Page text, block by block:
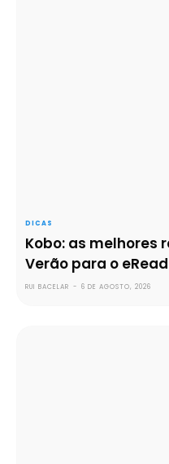
DICAS
Kobo: as melhores
Verão para o
RUI BACELAR - 6 DE AGOSTO, 2026